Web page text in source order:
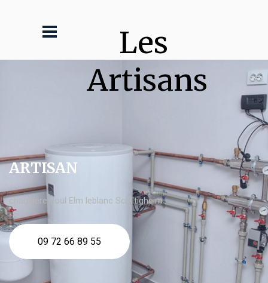
Les
Artisans
ARTISAN
chaudière fioul Elm leblanc Schiltigheim
09 72 66 89 55